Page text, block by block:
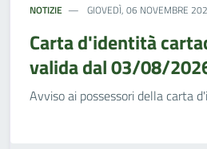
NOTIZIE GIOVEDÌ, 06 NOVEMBRE
Carta d'identità
valida dal 03/08/
Avviso ai possessori della carta